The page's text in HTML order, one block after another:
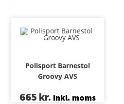
Polisport Barnestol
Groovy AVS
665 kr. Inkl. moms